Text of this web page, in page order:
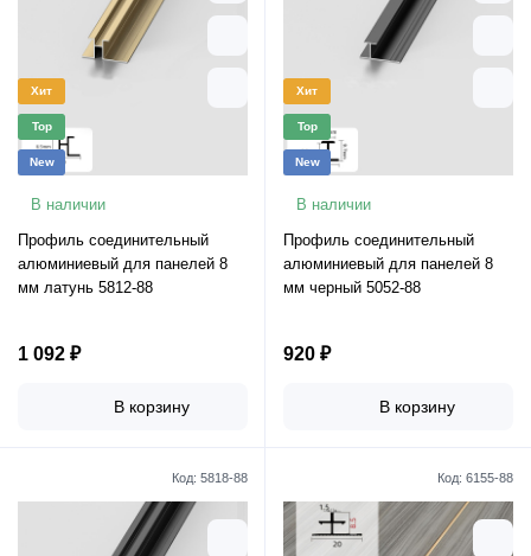
Хит
Top
New
В наличии
Профиль соединительный
алюминиевый для панелей 8
мм латунь 5812-88
1 092 ₽
В корзину
Хит
Top
New
В наличии
Профиль соединительный
алюминиевый для панелей 8
мм черный 5052-88
920 ₽
В корзину
Код: 5818-88 Код: 6155-88